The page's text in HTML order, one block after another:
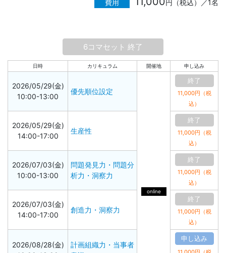
費用 円（税込）／1名
6コマセット 終了
日時 カリキュラム 開催地 申し込み
2026/05/29(金)
10:00-13:00
優先順位設定
online
終了
11,000円（税
込）
2026/05/29(金)
14:00-17:00
生産性
終了
11,000円（税
込）
2026/07/03(金)
10:00-13:00
問題発見力・問題分
析力・洞察力
終了
11,000円（税
込）
2026/07/03(金)
14:00-17:00
創造力・洞察力
終了
11,000円（税
込）
2026/08/28(金)
計画組織力・当事者
申し込み